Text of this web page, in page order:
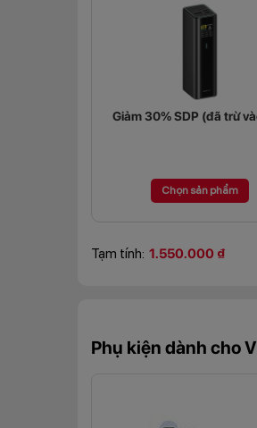
Giảm 30% SDP (đã trừ
Chọn sản phẩm
Tạm tính: 1.550.000 ₫
Phụ kiện dành cho